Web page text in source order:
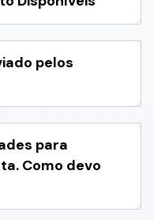
pelos
para
Como devo